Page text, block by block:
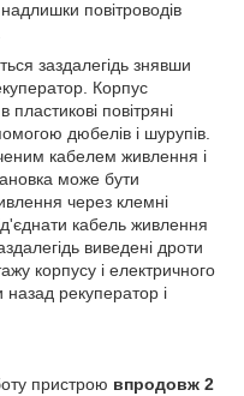
повітроводів
заздалегідь знявши
Корпус
повітряні
дюбелів і шурупів.
кабелем живлення і
може бути
через клемні
кабель живлення
виведені дроти
корпусу і електричного
назад рекуператор і
пристрою впродовж 2